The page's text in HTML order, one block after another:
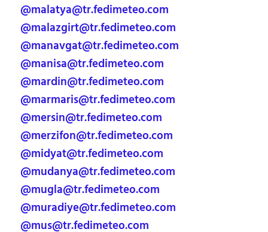
@malatya@tr.fedimeteo.com
@malazgirt@tr.fedimeteo.com
@manavgat@tr.fedimeteo.com
@manisa@tr.fedimeteo.com
@mardin@tr.fedimeteo.com
@marmaris@tr.fedimeteo.com
@mersin@tr.fedimeteo.com
@merzifon@tr.fedimeteo.com
@midyat@tr.fedimeteo.com
@mudanya@tr.fedimeteo.com
@mugla@tr.fedimeteo.com
@muradiye@tr.fedimeteo.com
@mus@tr.fedimeteo.com